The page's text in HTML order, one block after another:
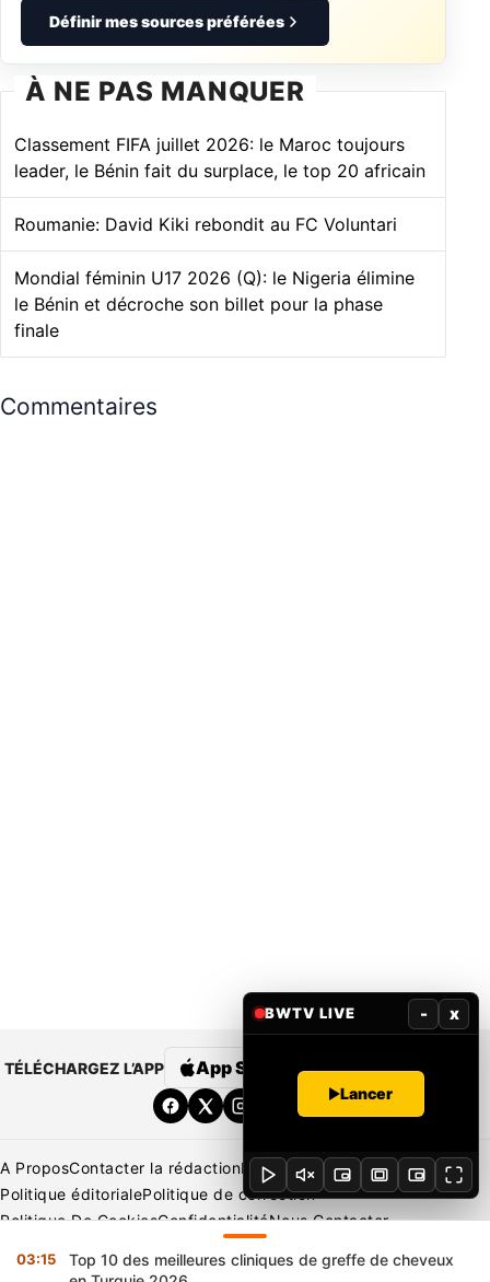
Définir mes sources préférées
À NE PAS MANQUER
Classement FIFA juillet 2026: le Maroc toujours
leader, le Bénin fait du surplace, le top 20 africain
Roumanie: David Kiki rebondit au FC Voluntari
Mondial féminin U17 2026 (Q): le Nigeria élimine
le Bénin et décroche son billet pour la phase
finale
Commentaires
TÉLÉCHARGEZ L’APP App Store Google Play
A ProposContacter la rédactionRédaction Mentions légales
Politique éditorialePolitique de correction
Politique De CookiesConfidentialitéNous Contacter
Copyright © 2026 BENIN WEB TV | Tous Droits Réservés
03:15
Top 10 des meilleures cliniques de greffe de cheveux
BWTV LIVE - x
Lancer